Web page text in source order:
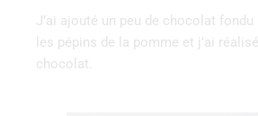
J’ai ajouté un peu de chocolat fondu
les pépins de la pomme et j’ai
chocolat.